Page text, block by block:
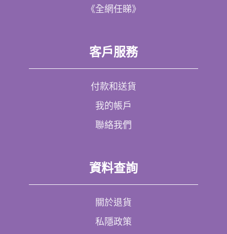
《全網任睇》
客戶服務
付款和送貨
我的帳戶
聯絡我們
資料查詢
關於退貨
私隱政策